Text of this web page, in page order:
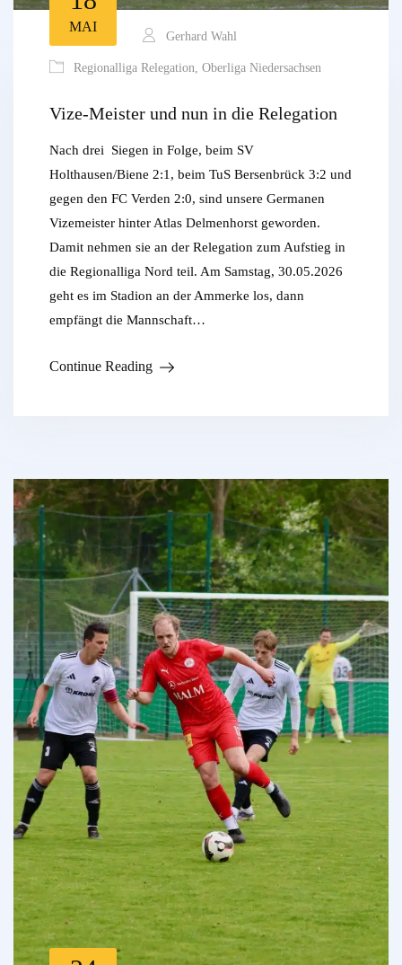
MAI
Gerhard Wahl
Regionalliga Relegation, Oberliga Niedersachsen
Vize-Meister und nun in die Relegation
Nach drei Siegen in Folge, beim SV
Holthausen/Biene 2:1, beim TuS Bersenbrück 3:2 und
gegen den FC Verden 2:0, sind unsere Germanen
Vizemeister hinter Atlas Delmenhorst geworden.
Damit nehmen sie an der Relegation zum Aufstieg in
die Regionalliga Nord teil. Am Samstag, 30.05.2026
geht es im Stadion an der Ammerke los, dann
empfängt die Mannschaft…
Continue Reading